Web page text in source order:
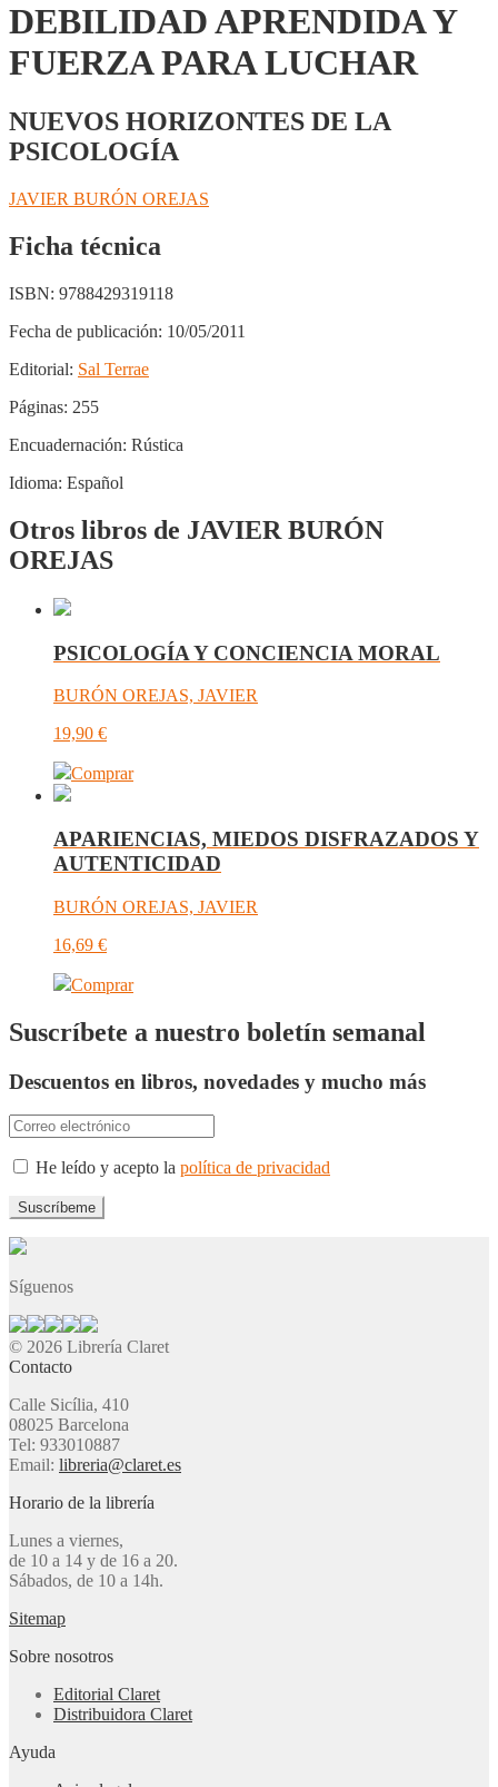
DEBILIDAD APRENDIDA Y
FUERZA PARA LUCHAR
NUEVOS HORIZONTES DE LA
PSICOLOGÍA
JAVIER BURÓN OREJAS
Ficha técnica
ISBN: 9788429319118
Fecha de publicación: 10/05/2011
Editorial: Sal Terrae
Páginas: 255
Encuadernación: Rústica
Idioma: Español
Otros libros de JAVIER BURÓN
OREJAS
PSICOLOGÍA Y CONCIENCIA MORAL
BURÓN OREJAS, JAVIER
19,90 €
Comprar
APARIENCIAS, MIEDOS DISFRAZADOS Y
AUTENTICIDAD
BURÓN OREJAS, JAVIER
16,69 €
Comprar
Suscríbete a nuestro boletín semanal
Descuentos en libros, novedades y mucho más
He leído y acepto la política de privacidad
Síguenos
© 2026 Librería Claret
Contacto
Calle Sicília, 410
08025 Barcelona
Tel: 933010887
Email: libreria@claret.es
Horario de la librería
Lunes a viernes,
de 10 a 14 y de 16 a 20.
Sábados, de 10 a 14h.
Sitemap
Sobre nosotros
Editorial Claret
Distribuidora Claret
Ayuda